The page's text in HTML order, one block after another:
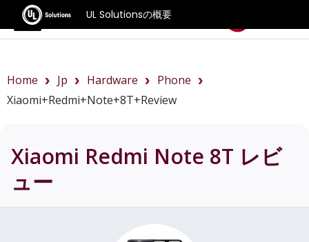
UL Solutionsの概要
ベンチマーク
Home Jp Hardware
Phone
Xiaomi+Redmi+Note+8T+review
Xiaomi Redmi Note 8T レビ
ュー